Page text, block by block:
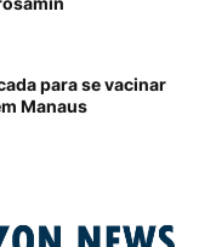
para se vacinar
Manaus